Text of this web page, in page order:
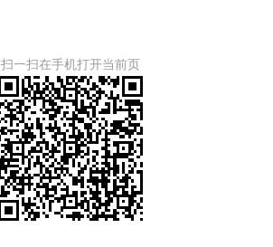
扫一扫在手机打开当前页